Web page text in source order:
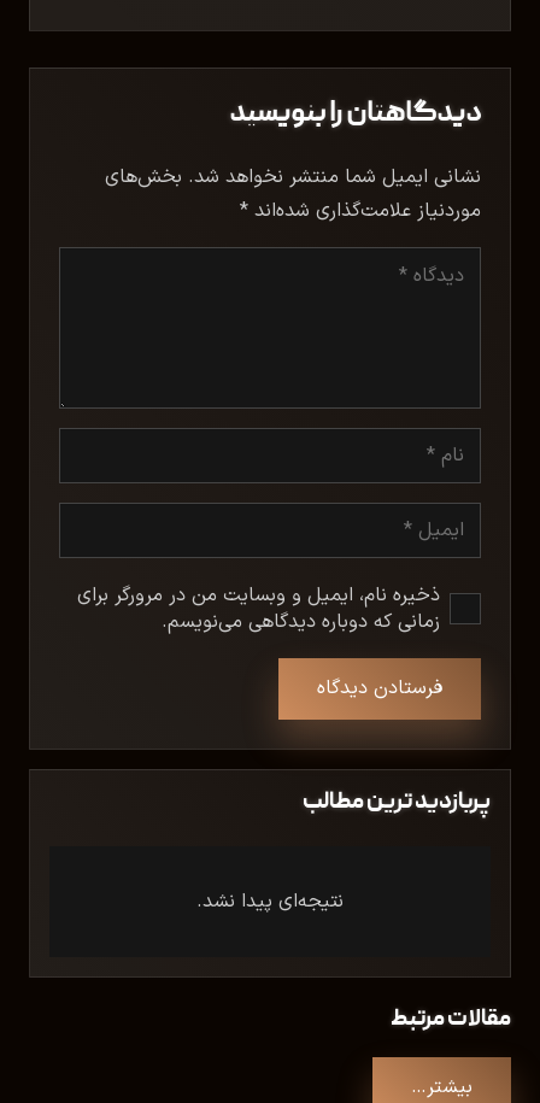
دیدگاهتان را بنویسید
نشانی ایمیل شما منتشر نخواهد شد. بخش‌های
موردنیاز علامت‌گذاری شده‌اند *
ذخیره نام، ایمیل و وبسایت من در مرورگر برای
زمانی که دوباره دیدگاهی می‌نویسم.
فرستادن دیدگاه
پربازدید ترین مطالب
نتیجه‌ای پیدا نشد.
مقالات مرتبط
بیشتر…